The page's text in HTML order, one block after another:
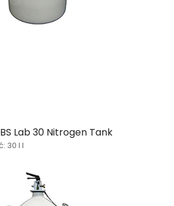
Lab 30 Nitrogen Tank
30 l l